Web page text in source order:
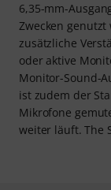
6,35-mm-
Zwecken
zusätzliche
oder aktive
Monitor-Sound-
ist zudem der
Mikrofone
weiter läuft. The